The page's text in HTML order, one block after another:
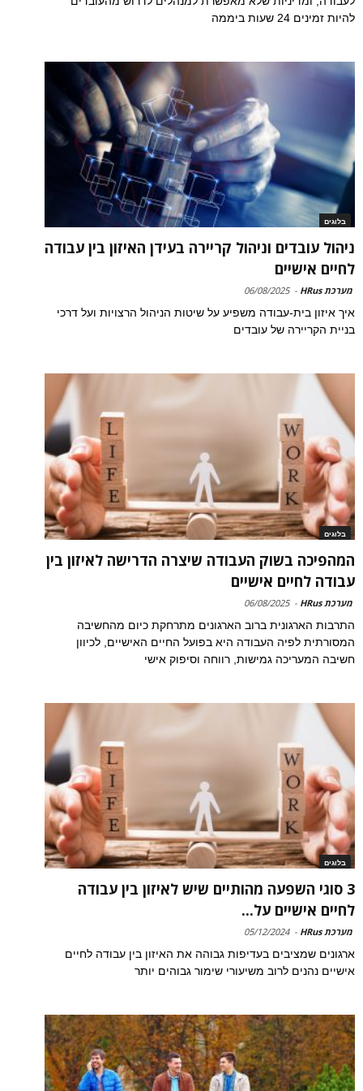
להיות זמינים 24 שעות ביממה
בלוגים
ניהול עובדים וניהול קריירה בעידן האיזון בין עבודה
לחיים אישיים
מערכת HRus -
06/08/2025
איך איזון בית-עבודה משפיע על שיטות הניהול הרצויות ועל דרכי
בניית הקריירה של עובדים
בלוגים
המהפיכה בשוק העבודה שיצרה הדרישה לאיזון בין
עבודה לחיים אישיים
מערכת HRus -
06/08/2025
התרבות הארגונית ברוב הארגונים מתרחקת כיום מהחשיבה
המסורתית לפיה העבודה היא בפועל החיים האישיים, לכיוון
חשיבה המעריכה גמישות, רווחה וסיפוק אישי
בלוגים
3 סוגי השפעה מהותיים שיש לאיזון בין עבודה
לחיים אישיים על...
מערכת HRus -
05/12/2024
ארגונים שמציבים בעדיפות גבוהה את האיזון בין עבודה לחיים
אישיים נהנים לרוב משיעורי שימור גבוהים יותר